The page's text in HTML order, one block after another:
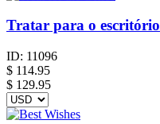
Tratar para o escritório
ID: 11096
$ 114.95
$ 129.95